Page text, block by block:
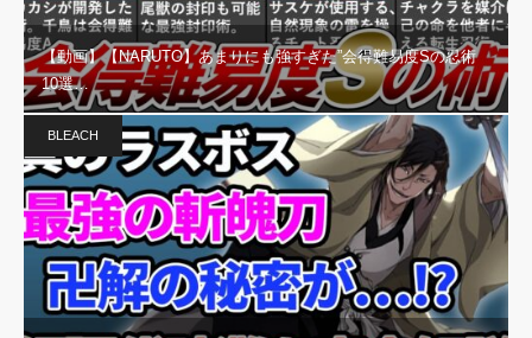
【動画】【NARUTO】あまりにも強すぎた”会得難易度Sの忍術
10選…
BLEACH